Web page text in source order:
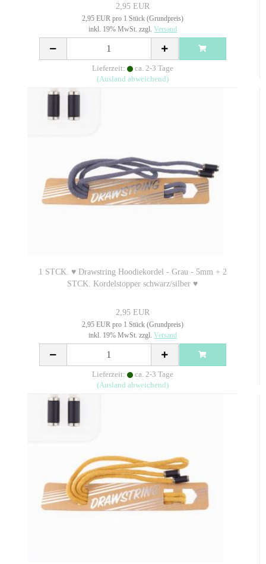
2,95 EUR
2,95 EUR pro 1 Stück (Grundpreis)
inkl. 19% MwSt. zzgl. Versand
Lieferzeit:
ca. 2-3 Tage
(Ausland abweichend)
1 STCK. ♥ Drawstring Hoodiekordel - Grau - 5mm + 2
STCK. Kordelstopper schwarz/silber ♥
2,95 EUR
2,95 EUR pro 1 Stück (Grundpreis)
inkl. 19% MwSt. zzgl. Versand
Lieferzeit:
ca. 2-3 Tage
(Ausland abweichend)